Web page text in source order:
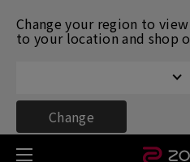
Change your region to
to your location and shop
Change